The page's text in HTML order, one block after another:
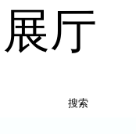
厅
搜索